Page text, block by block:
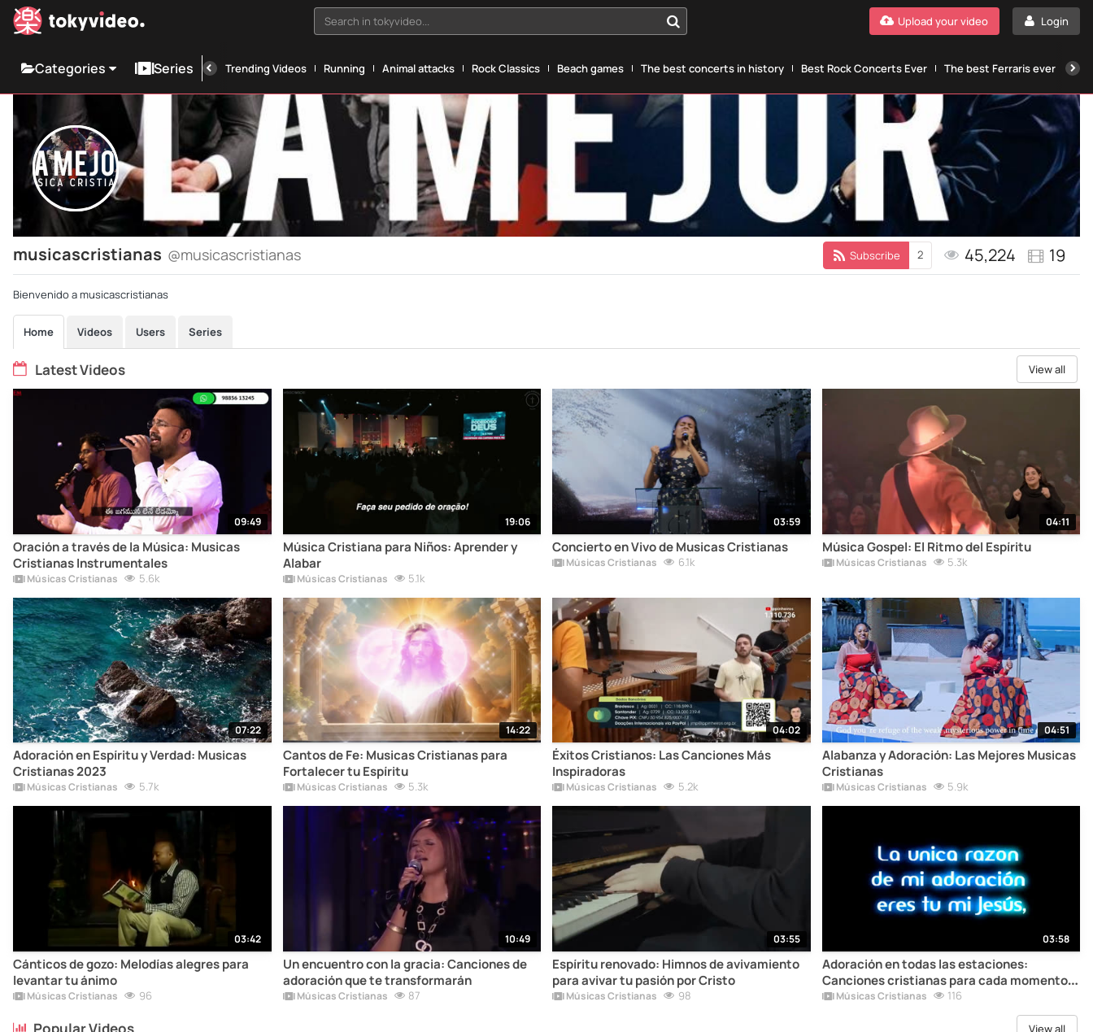
Search in tokyvideo... Login
Upload your video
Categories Series Trending Videos Running Animal attacks Rock Classics Beach games The best concerts in history Best Rock Concerts Ever The best Ferraris ever
musicascristianas @musicascristianas Subscribe 2 45,224 19
Bienvenido a musicascristianas
Home Videos Users Series
Latest Videos View all
09:49
Oración a través de la Música: Musicas
Cristianas Instrumentales
Músicas Cristianas 5.6k
19:06
Música Cristiana para Niños: Aprender y
Alabar
Músicas Cristianas 5.1k
03:59
Concierto en Vivo de Musicas Cristianas
Músicas Cristianas 6.1k
04:11
Música Gospel: El Ritmo del Espíritu
Músicas Cristianas 5.3k
07:22
Adoración en Espíritu y Verdad: Musicas
Cristianas 2023
Músicas Cristianas 5.7k
14:22
Cantos de Fe: Musicas Cristianas para
Fortalecer tu Espíritu
Músicas Cristianas 5.3k
04:02
Éxitos Cristianos: Las Canciones Más
Inspiradoras
Músicas Cristianas 5.2k
04:51
Alabanza y Adoración: Las Mejores Musicas
Cristianas
Músicas Cristianas 5.9k
03:42
Cánticos de gozo: Melodías alegres para
levantar tu ánimo
Músicas Cristianas 96
10:49
Un encuentro con la gracia: Canciones de
adoración que te transformarán
Músicas Cristianas 87
03:55
Espíritu renovado: Himnos de avivamiento
para avivar tu pasión por Cristo
Músicas Cristianas 98
03:58
Adoración en todas las estaciones:
Canciones cristianas para cada momento
de tu vida
Músicas Cristianas 116
View all